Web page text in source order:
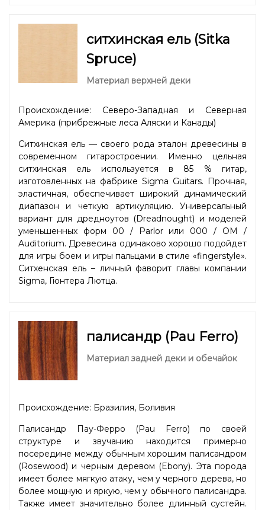
ситхинская ель (Sitka
Spruce)
Материал верхней деки
Происхождение: Северо-Западная и Северная
Америка (прибрежные леса Аляски и Канады)
Ситхинская ель — своего рода эталон древесины в
современном гитаростроении. Именно цельная
ситхинская ель используется в 85 % гитар,
изготовленных на фабрике Sigma Guitars. Прочная,
эластичная, обеспечивает широкий динамический
диапазон и четкую артикуляцию. Универсальный
вариант для дредноутов (Dreadnought) и моделей
уменьшенных форм 00 / Parlor или 000 / OM /
Auditorium. Древесина одинаково хорошо подойдет
для игры боем и игры пальцами в стиле «fingerstyle».
Ситхенская ель – личный фаворит главы компании
Sigma, Гюнтера Лютца.
палисандр (Pau Ferro)
Материал задней деки и обечайок
Происхождение: Бразилия, Боливия
Палисандр Пау-Ферро (Pau Ferro) по своей
структуре и звучанию находится примерно
посередине между обычным хорошим палисандром
(Rosewood) и черным деревом (Ebony). Эта порода
имеет более мягкую атаку, чем у черного дерева, но
более мощную и яркую, чем у обычного палисандра.
Также имеет значительно более длинный сустейн.